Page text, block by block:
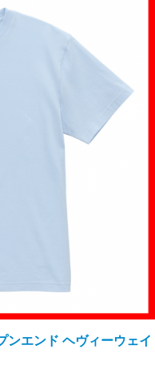
ンエンド ヘヴィーウェイ